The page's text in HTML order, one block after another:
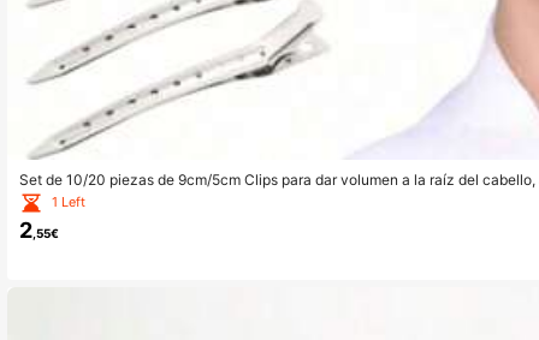
Set de 10/20 piezas de 9cm/5cm Clips para dar volumen a la raíz del
a de metal para el peinado, clips para el cabello, herramientas DIY, joyería
1 Left
2,55€